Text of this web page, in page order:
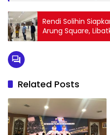
Rendi Solihin
Arung Square,
Wirausaha Muda
Related Posts